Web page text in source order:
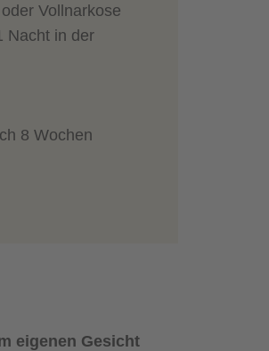
Vollnarkose
Nacht in der
8 Wochen
eigenen Gesicht